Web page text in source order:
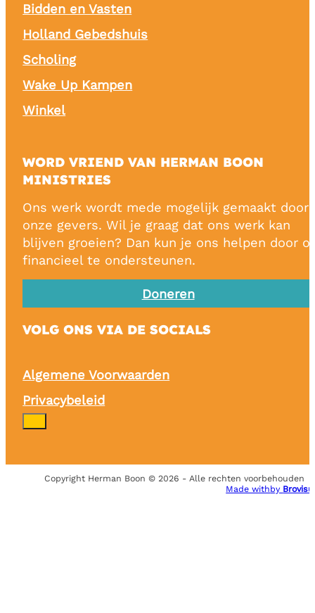
Bidden en Vasten
Holland Gebedshuis
Scholing
Wake Up Kampen
Winkel
WORD VRIEND VAN HERMAN BOON
MINISTRIES
Ons werk wordt mede mogelijk gemaakt door
onze gevers. Wil je graag dat ons werk kan
blijven groeien? Dan kun je ons helpen door
financieel te ondersteunen.
Doneren
VOLG ONS VIA DE SOCIALS
Algemene Voorwaarden
Privacybeleid
Copyright Herman Boon © 2026 - Alle rechten voorbehouden
Made withby